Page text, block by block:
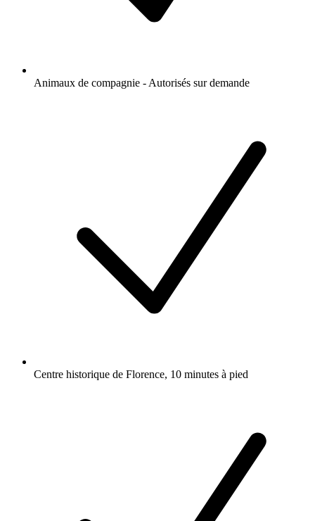
Animaux de compagnie - Autorisés sur demande
Centre historique de Florence, 10 minutes à pied